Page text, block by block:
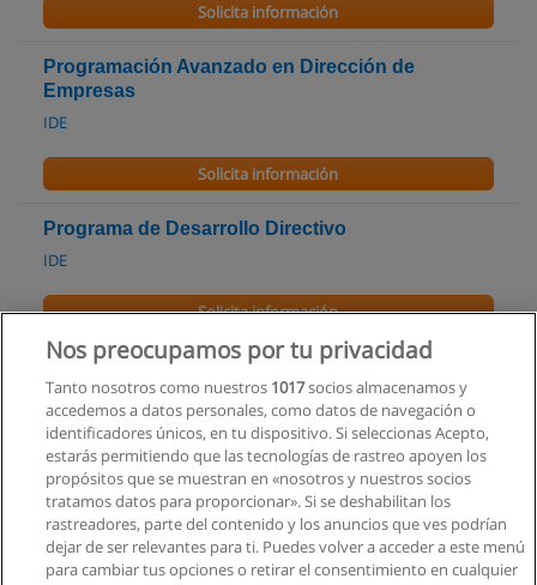
Solicita información
Programación Avanzado en Dirección de
Empresas
IDE
Solicita información
Programa de Desarrollo Directivo
IDE
Solicita información
Programa para propietarios de empresa
IDE
Solicita información
Tecnología en Emprendimiento
Argos Tecnológico Argos
Nos preocupamos por tu privacidad
Tanto nosotros como nuestros 1017socios almacenamos y
accedemos a datos personales, como datos de navegación o
identificadores únicos, en tu dispositivo. Si seleccionas Acepto,
estarás permitiendo que las tecnologías de rastreo apoyen los
propósitos que se muestran en «nosotros y nuestros socios
tratamos datos para proporcionar». Si se deshabilitan los
rastreadores, parte del contenido y los anuncios que ves podrían
dejar de ser relevantes para ti. Puedes volver a acceder a este menú
para cambiar tus opciones o retirar el consentimiento en cualquier